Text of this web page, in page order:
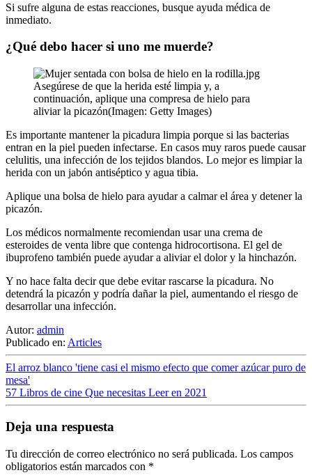
Si sufre alguna de estas reacciones, busque ayuda médica de
inmediato.
¿Qué debo hacer si uno me muerde?
Asegúrese de que la herida esté limpia y, a
continuación, aplique una compresa de hielo para
aliviar la picazón(Imagen: Getty Images)
Es importante mantener la picadura limpia porque si las bacterias
entran en la piel pueden infectarse. En casos muy raros puede causar
celulitis, una infección de los tejidos blandos. Lo mejor es limpiar la
herida con un jabón antiséptico y agua tibia.
Aplique una bolsa de hielo para ayudar a calmar el área y detener la
picazón.
Los médicos normalmente recomiendan usar una crema de
esteroides de venta libre que contenga hidrocortisona. El gel de
ibuprofeno también puede ayudar a aliviar el dolor y la hinchazón.
Y no hace falta decir que debe evitar rascarse la picadura. No
detendrá la picazón y podría dañar la piel, aumentando el riesgo de
desarrollar una infección.
Autor: admin
Publicado en: Articles
El arroz blanco 'tiene casi el mismo efecto que comer azúcar puro de
mesa'
57 Libros de cine Que necesitas Leer en 2021
Deja una respuesta
Tu dirección de correo electrónico no será publicada. Los campos
obligatorios están marcados con *